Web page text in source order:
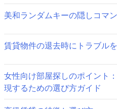
ー
ョ
ン
美和ランダムキーの隠しコマ
賃貸物件の退去時にトラブル
女性向け部屋探しのポイント
現するための選び方ガイド